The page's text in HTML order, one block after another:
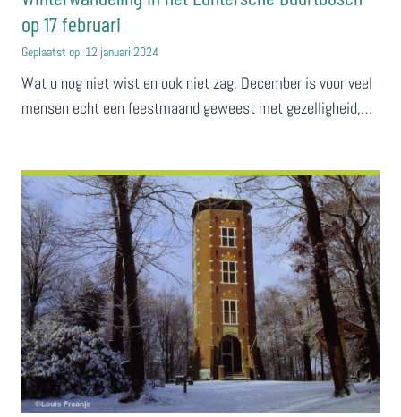
op 17 februari
Geplaatst op: 12 januari 2024
Wat u nog niet wist en ook niet zag. December is voor veel
mensen echt een feestmaand geweest met gezelligheid,…